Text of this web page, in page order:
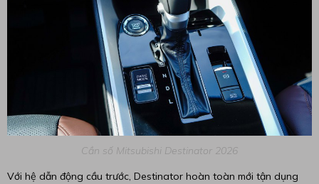
Cần số Mitsubishi Destinator 2026
Với hệ dẫn động cầu trước, Destinator hoàn toàn mới tận dụng